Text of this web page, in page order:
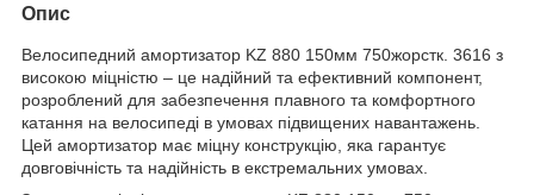
Опис
Велосипедний амортизатор KZ 880 150мм 750жорстк. 3616 з
високою міцністю – це надійний та ефективний компонент,
розроблений для забезпечення плавного та комфортного
катання на велосипеді в умовах підвищених навантажень.
Цей амортизатор має міцну конструкцію, яка гарантує
довговічність та надійність в екстремальних умовах.